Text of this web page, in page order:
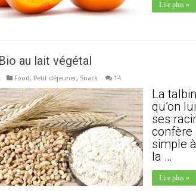
Lire plus »
au lait végétal
Food, Petit déjeuner, Snack 14
La
qu’on
ses
confère
simple
la …
Lire plus »